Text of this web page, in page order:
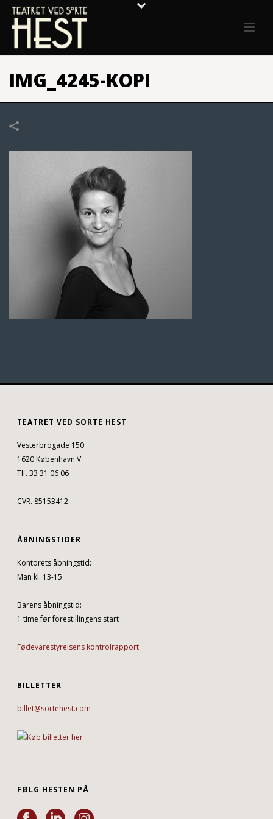
IMG_4245-KOPI
TEATRET VED SORTE HEST
Vesterbrogade 150
1620 København V
Tlf. 33 31 06 06
CVR. 85153412
ÅBNINGSTIDER
Kontorets åbningstid:
Man kl. 13-15
Barens åbningstid:
1 time før forestillingens start
Fødevarestyrelsens kontrolrapport
BILLETTER
billet@sortehest.com
FØLG HESTEN PÅ